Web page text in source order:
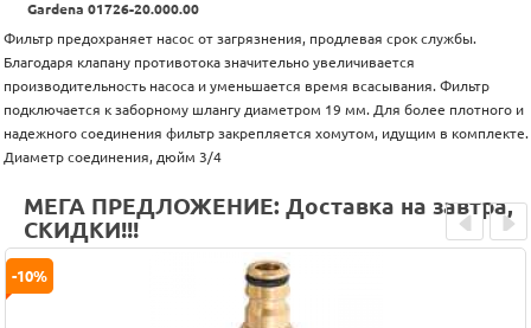
Gardena 01726-20.000.00
Фильтр предохраняет насос от загрязнения, продлевая срок службы.
Благодаря клапану противотока значительно увеличивается
производительность насоса и уменьшается время всасывания. Фильтр
подключается к заборному шлангу диаметром 19 мм. Для более плотного и
надежного соединения фильтр закрепляется хомутом, идущим в комплекте.
Диаметр соединения, дюйм 3/4
МЕГА ПРЕДЛОЖЕНИЕ: Доставка на завтра,
СКИДКИ!!!
-10%
Prev Next